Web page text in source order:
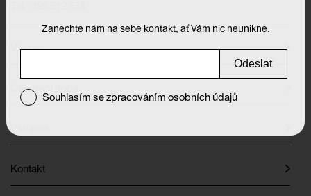
Výstavy
Otevírací doba
Kontakt
Zanechte nám na sebe kontakt, ať Vám nic neunikne.
Odeslat
Souhlasím se zpracováním osobních údajů